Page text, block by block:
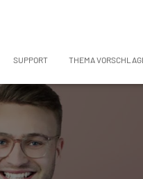
SUPPORT THEMA